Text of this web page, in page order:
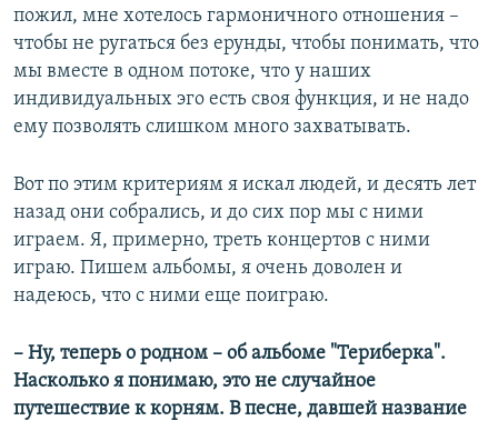
пожил, мне хотелось гармоничного отношения –
чтобы не ругаться без ерунды, чтобы понимать, что
мы вместе в одном потоке, что у наших
индивидуальных эго есть своя функция, и не надо
ему позволять слишком много захватывать.
Вот по этим критериям я искал людей, и десять лет
назад они собрались, и до сих пор мы с ними
играем. Я, примерно, треть концертов с ними
играю. Пишем альбомы, я очень доволен и
надеюсь, что с ними еще поиграю.
– Ну, теперь о родном – об альбоме "Териберка".
Насколько я понимаю, это не случайное
путешествие к корням. В песне, давшей название